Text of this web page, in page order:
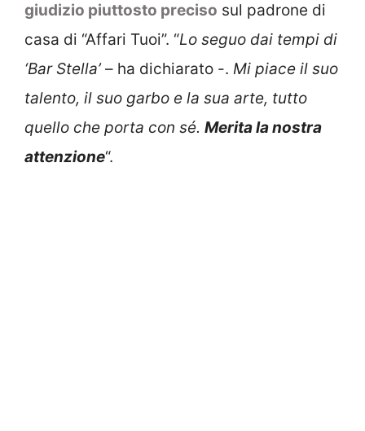
giudizio piuttosto preciso sul padrone di
casa di “Affari Tuoi”. “Lo seguo dai tempi di
‘Bar Stella’– ha dichiarato -. Mi piace il suo
talento, il suo garbo e la sua arte, tutto
quello che porta con sé. Merita la nostra
attenzione“.